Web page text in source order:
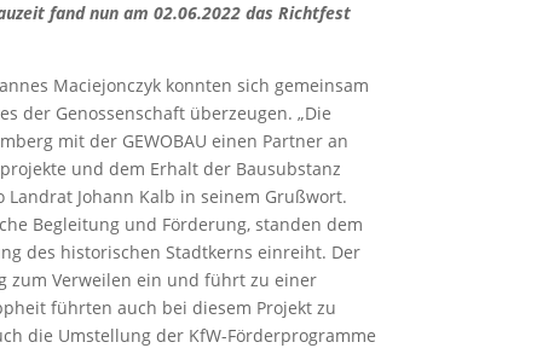
fand nun am 02.06.2022 das Richtfest
Maciejonczyk konnten sich gemeinsam
der Genossenschaft überzeugen. „Die
mit der GEWOBAU einen Partner an
und dem Erhalt der Bausubstanz
Johann Kalb in seinem Grußwort.
Begleitung und Förderung, standen dem
des historischen Stadtkerns einreiht. Der
zum Verweilen ein und führt zu einer
führten auch bei diesem Projekt zu
die Umstellung der KfW-Förderprogramme